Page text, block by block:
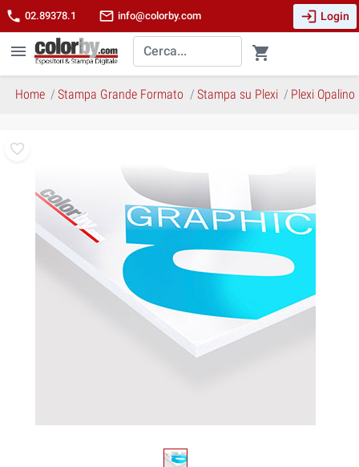
phone 02.89378.1 mail_outline info@colorby.com login Login
menu shopping_cart
Home Stampa Grande Formato Stampa su Plexi Plexi Opalino